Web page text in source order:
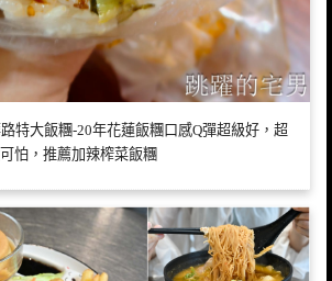
特大飯糰-20年花蓮飯糰口感Q彈超級好，超
怕，推薦加辣榨菜飯糰